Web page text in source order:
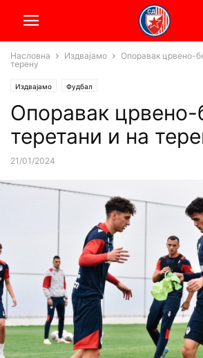
Насловна Издвајамо
Опоравак црвено-
терену
Издвајамо Фудбал
Опоравак црвено-
теретани и на
21/01/2024